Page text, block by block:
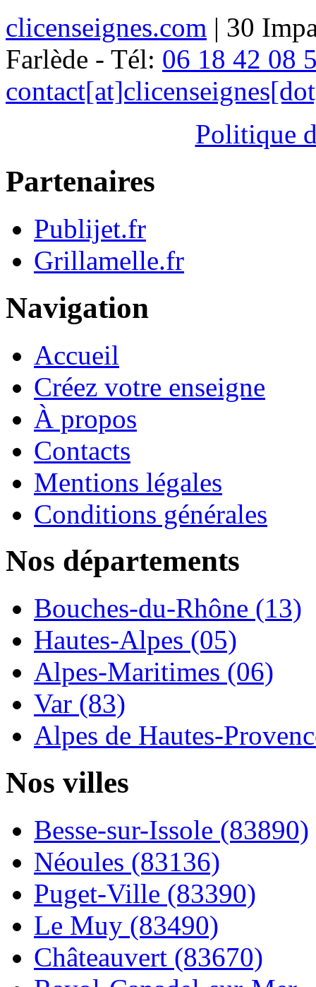
clicenseignes.com | 30
Farlède - Tél: 06 18 42 08
Politique
Partenaires
Publijet.fr
Grillamelle.fr
Navigation
Accueil
Créez votre enseigne
À propos
Contacts
Mentions légales
Conditions générales
Nos départements
Bouches-du-Rhône (13)
Hautes-Alpes (05)
Alpes-Maritimes (06)
Var (83)
Alpes de Hautes-
Nos villes
Besse-sur-Issole (83890)
Néoules (83136)
Puget-Ville (83390)
Le Muy (83490)
Châteauvert (83670)